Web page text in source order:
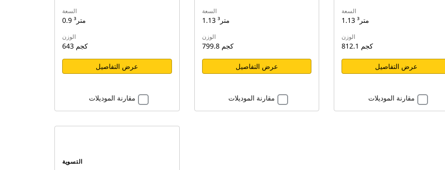
السعة
0.9 متر³
الوزن
643 كجم
عرض التفاصيل
مقارنة الموديلات
السعة
1.13 متر³
الوزن
799.8 كجم
عرض التفاصيل
مقارنة الموديلات
السعة
1.13 متر³
الوزن
812.1 كجم
عرض التفاصيل
مقارنة الموديلات
التسوية